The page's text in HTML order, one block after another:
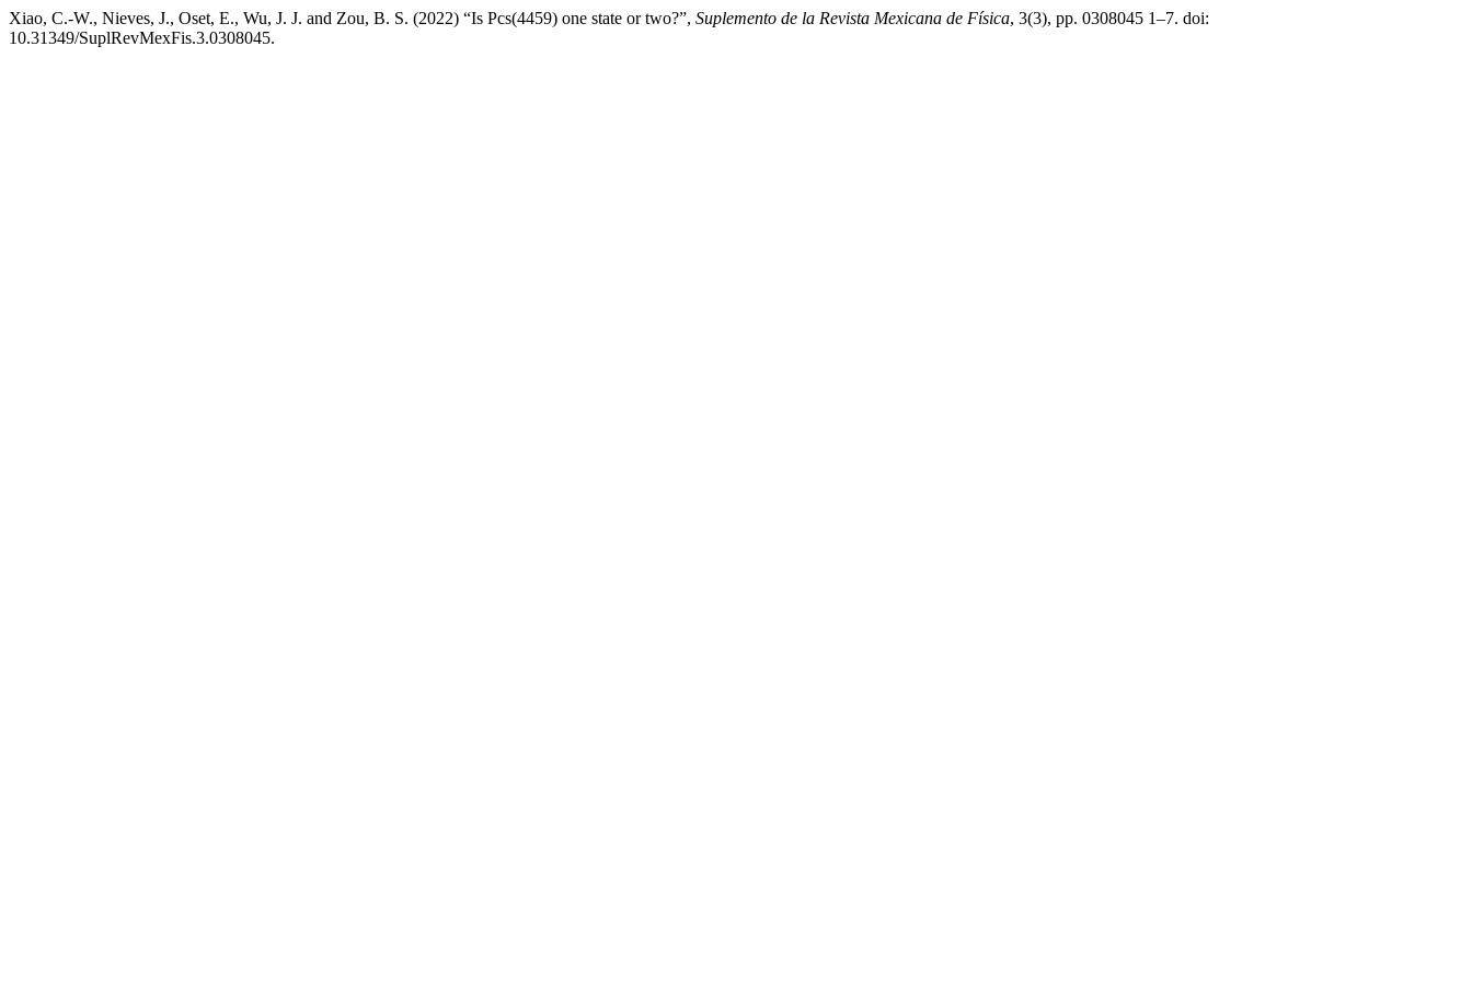
Xiao, C.-W., Nieves, J., Oset, E., Wu, J. J. and Zou, B. S. (2022) “Is Pcs(4459) one state or two?”, Suplemento de la Revista Mexicana de Física, 3(3), pp. 0308045 1–7. doi:
10.31349/SuplRevMexFis.3.0308045.